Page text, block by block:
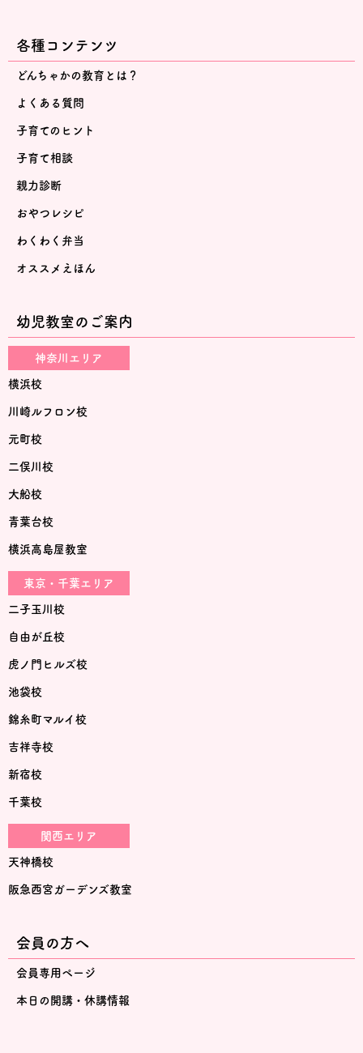
各種コンテンツ
どんちゃかの教育とは？
よくある質問
子育てのヒント
子育て相談
親力診断
おやつレシピ
わくわく弁当
オススメえほん
幼児教室のご案内
神奈川エリア
横浜校
川崎ルフロン校
元町校
二俣川校
大船校
青葉台校
横浜高島屋教室
東京・千葉エリア
二子玉川校
自由が丘校
虎ノ門ヒルズ校
池袋校
錦糸町マルイ校
吉祥寺校
新宿校
千葉校
関西エリア
天神橋校
阪急西宮ガーデンズ教室
会員の方へ
会員専用ページ
本日の開講・休講情報